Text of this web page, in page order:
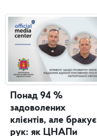
Понад 94 %
задоволених
клієнтів, але бракує
рук: як ЦНАПи